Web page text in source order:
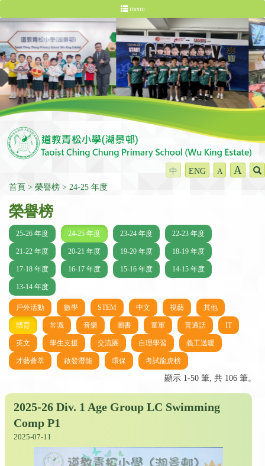
menu
中 ENG A A
首頁 榮譽榜 24-25 年度
榮譽榜
25-26 年度 24-25 年度 23-24 年度 22-23 年度
21-22 年度 20-21 年度 19-20 年度 18-19 年度
17-18 年度 16-17 年度 15-16 年度 14-15 年度
13-14 年度
戶外活動 數學 STEM 中文 視藝 其他
體育 常識 音樂 圖書 童軍 普通話 IT
英文 學生支援 交流團 自理學習 義工送暖
才藝薈萃 啟發潛能 環保 考試龍虎榜
顯示 1-50 筆, 共 106 筆。
2025-26 Div. 1 Age Group LC Swimming
Comp P1
2025-07-11